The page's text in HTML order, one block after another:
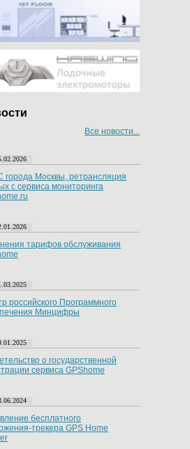
Все новости...
города Москвы, ретрансляция
с сервиса мониторинга
тарифов обслуживания
российского Программного
Минцифры
о государственной
сервиса GPShome
бесплатного
трекера GPS Home